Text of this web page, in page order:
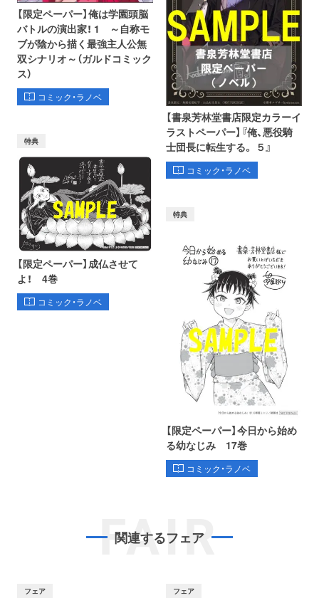
【限定ペーパー】俺は学園頭脳
バトルの演出家！ 1 ～自称モ
ブが陰から描く最強主人公無
双シナリオ～（ガルドコミック
ス）
コミック・ラノベ
【書泉芳林堂書店限定カラーイ
ラストペーパー】『俺、悪役騎
士団長に転生する。 ５』
コミック・ラノベ
特典
【限定ペーパー】成仏させて
よ！ 4巻
コミック・ラノベ
特典
【限定ペーパー】今日から始め
る幼なじみ 17巻
コミック・ラノベ
FAIR
関連するフェア
フェア フェア